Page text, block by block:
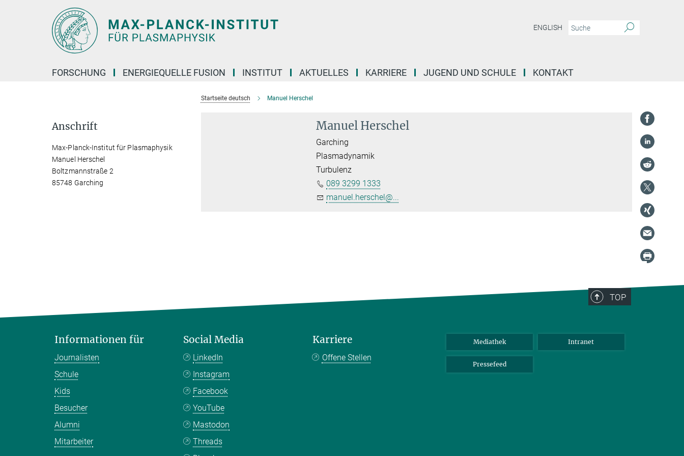
ENGLISH
FORSCHUNG ENERGIEQUELLE FUSION INSTITUT AKTUELLES KARRIERE JUGEND UND SCHULE KONTAKT
Startseite deutsch Manuel Herschel
Manuel Herschel
Garching
Plasmadynamik
Turbulenz
089 3299 1333
manuel.herschel@...
Anschrift
Max-Planck-Institut für Plasmaphysik
Manuel Herschel
Boltzmannstraße 2
85748 Garching
TOP
Informationen für
Journalisten
Schule
Kids
Besucher
Alumni
Mitarbeiter
Social Media
LinkedIn
Instagram
Facebook
YouTube
Mastodon
Threads
Karriere
Offene Stellen
Mediathek Intranet
Pressefeed